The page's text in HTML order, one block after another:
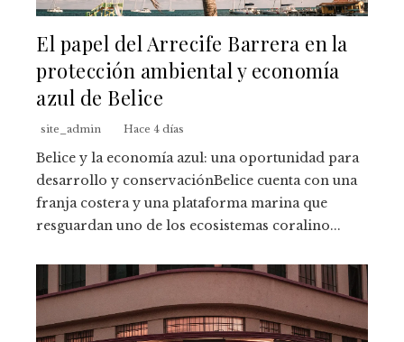
El papel del Arrecife Barrera en la
protección ambiental y economía
azul de Belice
site_admin Hace 4 días
Belice y la economía azul: una oportunidad para
desarrollo y conservaciónBelice cuenta con una
franja costera y una plataforma marina que
resguardan uno de los ecosistemas coralino...